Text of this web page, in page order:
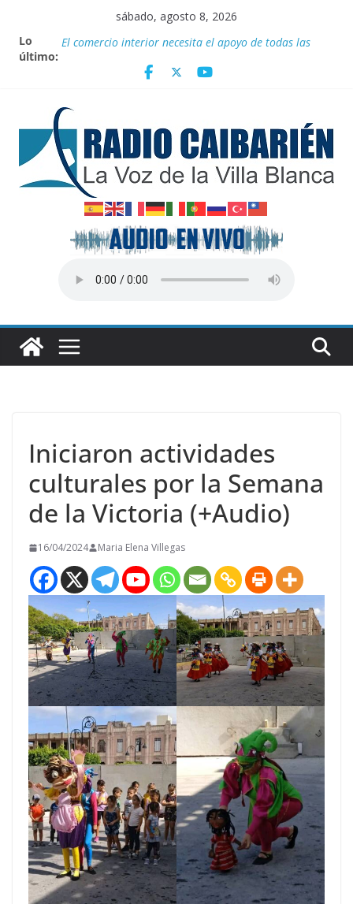
contenido
sábado, agosto 8, 2026
Lo
último:
Nota oficial del Gobierno Provincial de Villa Clara
formas de gestión
Mesa y el MI Diazmany Otero Acosta
Nuevos beneficios fiscales para impulsar las energías
renovables en Cuba
Iniciaron actividades
culturales por la Semana
de la Victoria (+Audio)
16/04/2024 Maria Elena Villegas